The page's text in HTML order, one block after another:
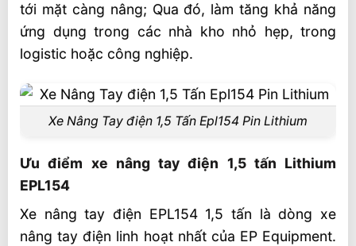
Bảng thông số kỹ thuật chính của xe nâng
tay điện 1,5 tấn EPL154
Ứng dụng xe nâng tay điện 1,5 tấn pin
Giá xe nâng tay điện 1,5 tấn Lithium
EPL154
Video xe nâng tay điện 1,5 tấn EPL154
tới mặt càng nâng; Qua đó, làm tăng khả năng
ứng dụng trong các nhà kho nhỏ hẹp, trong
logistic hoặc công nghiệp.
Xe Nâng Tay điện 1,5 Tấn Epl154 Pin Lithium
Ưu điểm xe nâng tay điện 1,5 tấn Lithium
EPL154
Xe nâng tay điện EPL154 1,5 tấn là dòng xe
nâng tay điện linh hoạt nhất của EP Equipment.